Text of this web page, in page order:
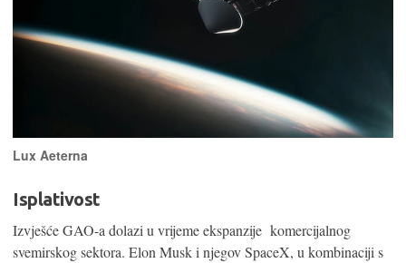
Lux Aeterna
Isplativost
Izvješće GAO-a dolazi u vrijeme ekspanzije komercijalnog
svemirskog sektora. Elon Musk i njegov SpaceX, u kombinaciji s